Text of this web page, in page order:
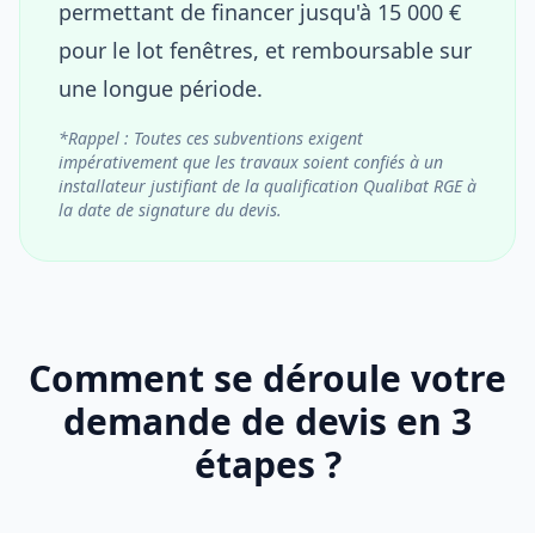
permettant de financer jusqu'à 15 000 €
pour le lot fenêtres, et remboursable sur
une longue période.
*Rappel : Toutes ces subventions exigent
impérativement que les travaux soient confiés à un
installateur justifiant de la qualification Qualibat RGE à
la date de signature du devis.
Comment se déroule votre
demande de devis en 3
étapes ?